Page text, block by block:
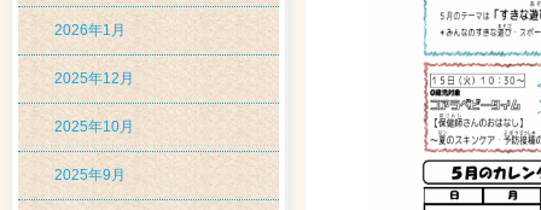
2026年1月
2025年12月
2025年10月
2025年9月